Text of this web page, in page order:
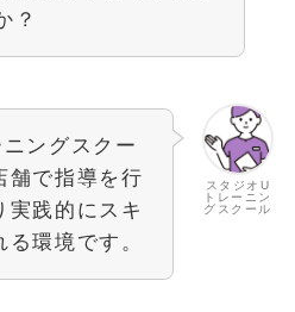
？
スタジオU
トレーニン
グスクール
ングスクー
舗で指導を行
実践的にスキ
環境です。